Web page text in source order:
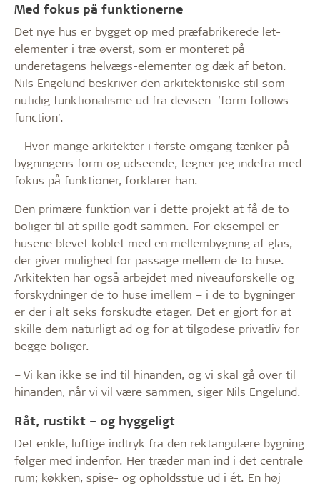
Med fokus på funktionerne
Det nye hus er bygget op med præfabrikerede let-
elementer i træ øverst, som er monteret på
underetagens helvægs-elementer og dæk af beton.
Nils Engelund beskriver den arkitektoniske stil som
nutidig funktionalisme ud fra devisen: ’form follows
function’.
– Hvor mange arkitekter i første omgang tænker på
bygningens form og udseende, tegner jeg indefra med
fokus på funktioner, forklarer han.
Den primære funktion var i dette projekt at få de to
boliger til at spille godt sammen. For eksempel er
husene blevet koblet med en mellembygning af glas,
der giver mulighed for passage mellem de to huse.
Arkitekten har også arbejdet med niveauforskelle og
forskydninger de to huse imellem – i de to bygninger
er der i alt seks forskudte etager. Det er gjort for at
skille dem naturligt ad og for at tilgodese privatliv for
begge boliger.
– Vi kan ikke se ind til hinanden, og vi skal gå over til
hinanden, når vi vil være sammen, siger Nils Engelund.
Råt, rustikt – og hyggeligt
Det enkle, luftige indtryk fra den rektangulære bygning
følger med indenfor. Her træder man ind i det centrale
rum; køkken, spise- og opholdsstue ud i ét. En høj